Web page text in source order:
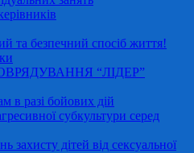
та безпечний спосіб життя!
“ЛІДЕР”
в разі бойових дій
субкультури серед
захисту дітей від сексуальної